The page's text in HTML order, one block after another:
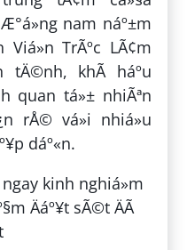
nam náº±m
Viá»n TrÃºc LÃ¢m
tÄ©nh, khÃ­ háº­u
quan tá»± nhiÃªn
rÅ© vá»i nhiá»u
dáº«n.